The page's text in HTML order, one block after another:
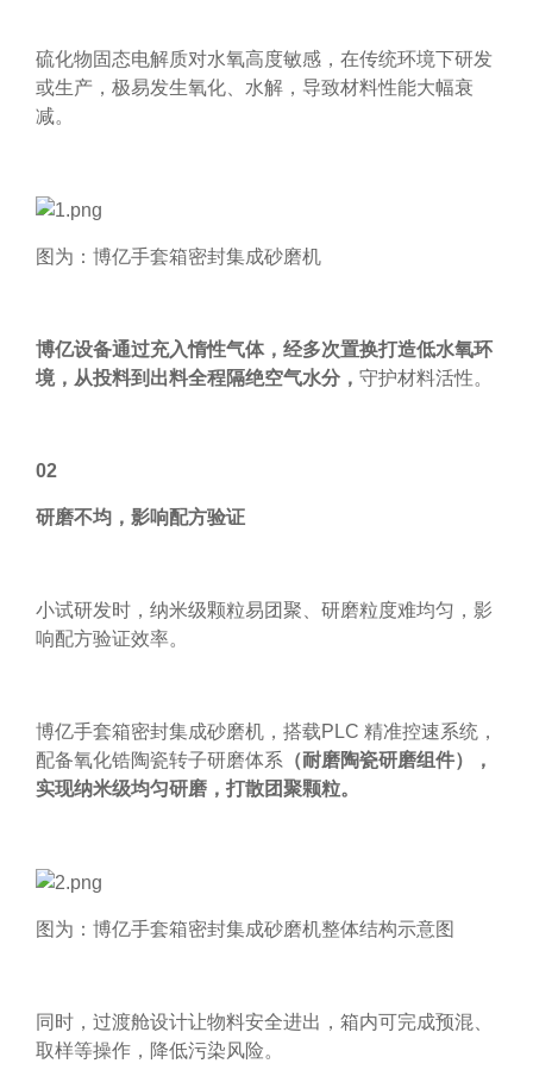
燃料电池
数码喷墨
纳米油墨
半导体行业
其它
荣誉证书
硫化物固态电解质对水氧高度敏感，在传统环境下研发
或生产，极易发生氧化、水解，导致材料性能大幅衰
减。
图为：博亿手套箱密封集成砂磨机
博亿设备通过充入惰性气体，经多次置换打造低水氧环
境，从投料到出料全程隔绝空气水分， 守护材料活性。
02
研磨不均，影响配方验证
小试研发时，纳米级颗粒易团聚、研磨粒度难均匀，影
响配方验证效率。
博亿手套箱密封集成砂磨机，搭载PLC 精准控速系统，
配备氧化锆陶瓷转子研磨体系 （耐磨陶瓷研磨组件），
实现纳米级均匀研磨，打散团聚颗粒。
图为：博亿手套箱密封集成砂磨机整体结构示意图
同时，过渡舱设计让物料安全进出，箱内可完成预混、
取样等操作，降低污染风险。